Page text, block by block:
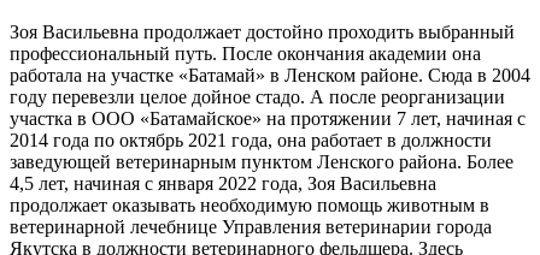
Зоя Васильевна продолжает достойно проходить выбранный
профессиональный путь. После окончания академии она
работала на участке «Батамай» в Ленском районе. Сюда в 2004
году перевезли целое дойное стадо. А после реорганизации
участка в ООО «Батамайское» на протяжении 7 лет, начиная с
2014 года по октябрь 2021 года, она работает в должности
заведующей ветеринарным пунктом Ленского района. Более
4,5 лет, начиная с января 2022 года, Зоя Васильевна
продолжает оказывать необходимую помощь животным в
ветеринарной лечебнице Управления ветеринарии города
Якутска в должности ветеринарного фельдшера. Здесь